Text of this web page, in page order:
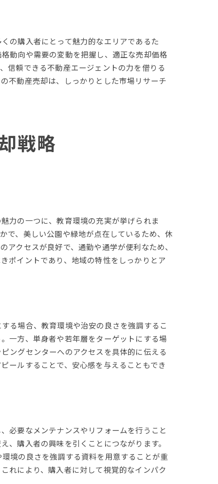
の購入者にとって魅力的なエリアであるた
動向や需要の変動を把握し、適正な売却価格
信頼できる不動産エージェントの力を借りる
不動産売却は、しっかりとした市場リサーチ
戦略
力の一つに、教育環境の充実が挙げられま
で、美しい公園や緑地が点在しているため、休
クセスが良好で、通勤や通学が便利なため、
ポイントであり、地域の特性をしっかりとア
る場合、教育環境や治安の良さを強調するこ
一方、単身者や若年層をターゲットにする場
ングセンターへのアクセスを具体的に伝える
ールすることで、安心感を与えることもでき
必要なメンテナンスやリフォームを行うこと
購入者の興味を引くことにつながります。
境の良さを強調する資料を用意することが重
れにより、購入者に対して視覚的なインパク